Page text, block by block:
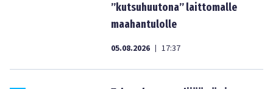
”kutsuhuutona” laittomalle
maahantulolle
05.08.2026 | 17:37